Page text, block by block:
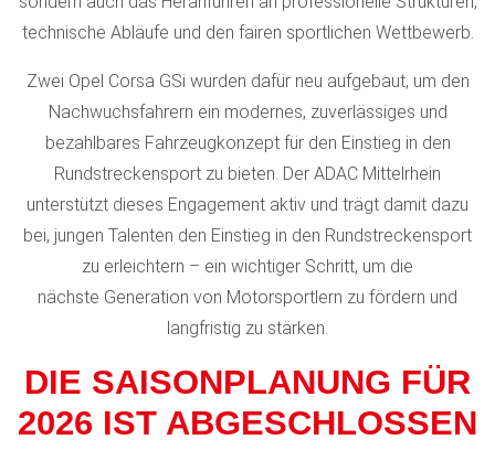
technische Abläufe und den fairen sportlichen Wettbewerb.
Zwei Opel Corsa GSi wurden dafür neu aufgebaut, um den
Nachwuchsfahrern ein modernes, zuverlässiges und
bezahlbares Fahrzeugkonzept für den Einstieg in den
Rundstreckensport zu bieten. Der ADAC Mittelrhein
unterstützt dieses Engagement aktiv und trägt damit dazu
bei, jungen Talenten den Einstieg in den Rundstreckensport
zu erleichtern – ein wichtiger Schritt, um die
nächste Generation von Motorsportlern zu fördern und
langfristig zu stärken.
DIE SAISONPLANUNG FÜR
2026 IST ABGESCHLOSSEN